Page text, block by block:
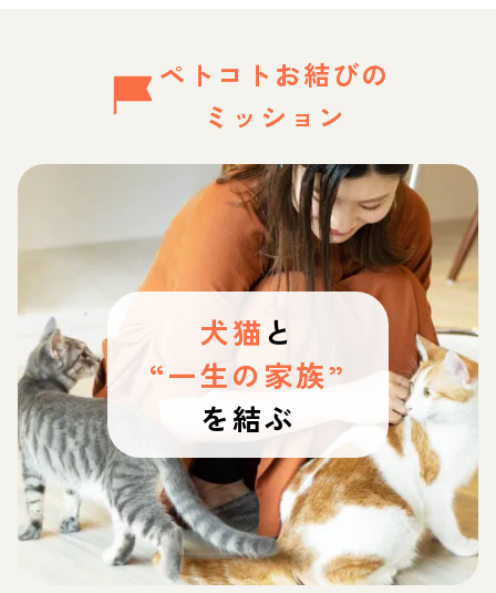
ペトコトお結びの
ミッション
犬猫 と
“一生の家族”
を結ぶ